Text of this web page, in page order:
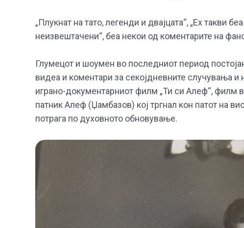
„Плукнат на тато, легенди и двајцата“, „Ех такви
неизвештачени“, беа некои од коментарите на
Глумецот и шоумен во последниот период
видеа и коментари за секојдневните случувања и
играно-документарниот филм „Ти си Алеф“, филм
патник Алеф (Џамбазов) кој тргнал кон патот на
потрага по духовното обновување.